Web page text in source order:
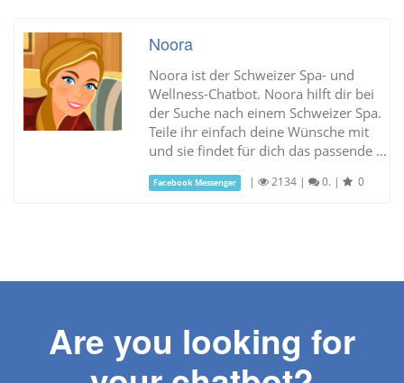
Noora
Noora ist der Schweizer Spa- und
Wellness-Chatbot. Noora hilft dir bei
der Suche nach einem Schweizer Spa.
Teile ihr einfach deine Wünsche mit
und sie findet für dich das passende ...
Facebook Messenger | 2134 | 0. | 0
Are you looking for